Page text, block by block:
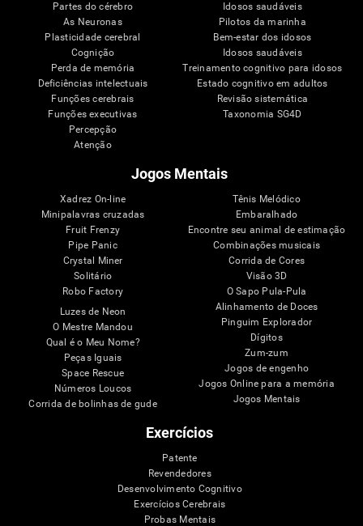
Partes do cérebro
As Neuronas
Plasticidade cerebral
Cognição
Perda de memória
Deficiências intelectuais
Funções cerebrais
Funções executivas
Percepção
Atenção
Idosos saudáveis
Pilotos da marinha
Bem-estar dos idosos
Idosos saudáveis
Treinamento cognitivo para idosos
Estado cognitivo em adultos
Revisão sistemática
Taxonomia SG4D
Jogos Mentais
Xadrez On-line
Minipalavras cruzadas
Fruit Frenzy
Pipe Panic
Crystal Miner
Solitário
Robo Factory
Luzes de Neon
O Mestre Mandou
Qual é o Meu Nome?
Peças Iguais
Space Rescue
Números Loucos
Corrida de bolinhas de gude
Tênis Melódico
Embaralhado
Encontre seu animal de estimação
Combinações musicais
Corrida de Cores
Visão 3D
O Sapo Pula-Pula
Alinhamento de Doces
Pinguim Explorador
Dígitos
Zum-zum
Jogos de engenho
Jogos Online para a memória
Jogos Mentais
Exercícios
Patente
Revendedores
Desenvolvimento Cognitivo
Exercícios Cerebrais
Probas Mentais